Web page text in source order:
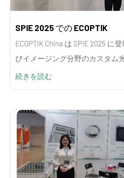
SPIE 2025 での ECOPTIK
ECOPTIK China は SPIE 2025 に
びイメージング分野のカスタム
ライヤーの能力を強調しました。
続きを読む